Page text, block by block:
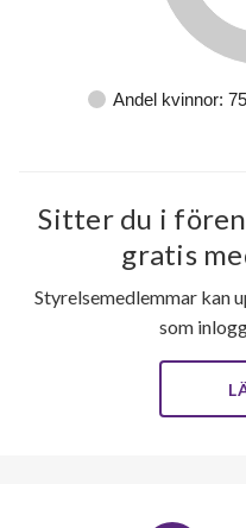
Andel kvinnor:
Sitter du i
gratis
Styrelsemedlemmar kan
som